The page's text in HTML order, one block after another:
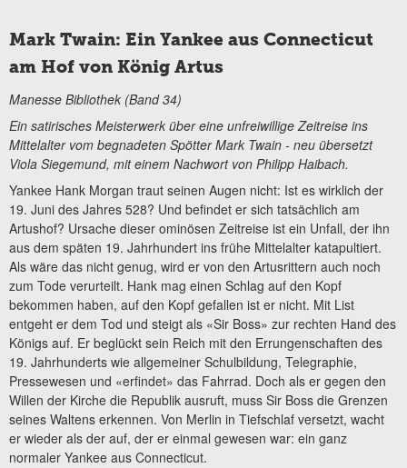
Mark Twain: Ein Yankee aus Connecticut
am Hof von König Artus
Manesse Bibliothek (Band 34)
Ein satirisches Meisterwerk über eine unfreiwillige Zeitreise ins
Mittelalter vom begnadeten Spötter Mark Twain - neu übersetzt
Viola Siegemund, mit einem Nachwort von Philipp Haibach.
Yankee Hank Morgan traut seinen Augen nicht: Ist es wirklich der
19. Juni des Jahres 528? Und befindet er sich tatsächlich am
Artushof? Ursache dieser ominösen Zeitreise ist ein Unfall, der ihn
aus dem späten 19. Jahrhundert ins frühe Mittelalter katapultiert.
Als wäre das nicht genug, wird er von den Artusrittern auch noch
zum Tode verurteilt. Hank mag einen Schlag auf den Kopf
bekommen haben, auf den Kopf gefallen ist er nicht. Mit List
entgeht er dem Tod und steigt als «Sir Boss» zur rechten Hand des
Königs auf. Er beglückt sein Reich mit den Errungenschaften des
19. Jahrhunderts wie allgemeiner Schulbildung, Telegraphie,
Pressewesen und «erfindet» das Fahrrad. Doch als er gegen den
Willen der Kirche die Republik ausruft, muss Sir Boss die Grenzen
seines Waltens erkennen. Von Merlin in Tiefschlaf versetzt, wacht
er wieder als der auf, der er einmal gewesen war: ein ganz
normaler Yankee aus Connecticut.